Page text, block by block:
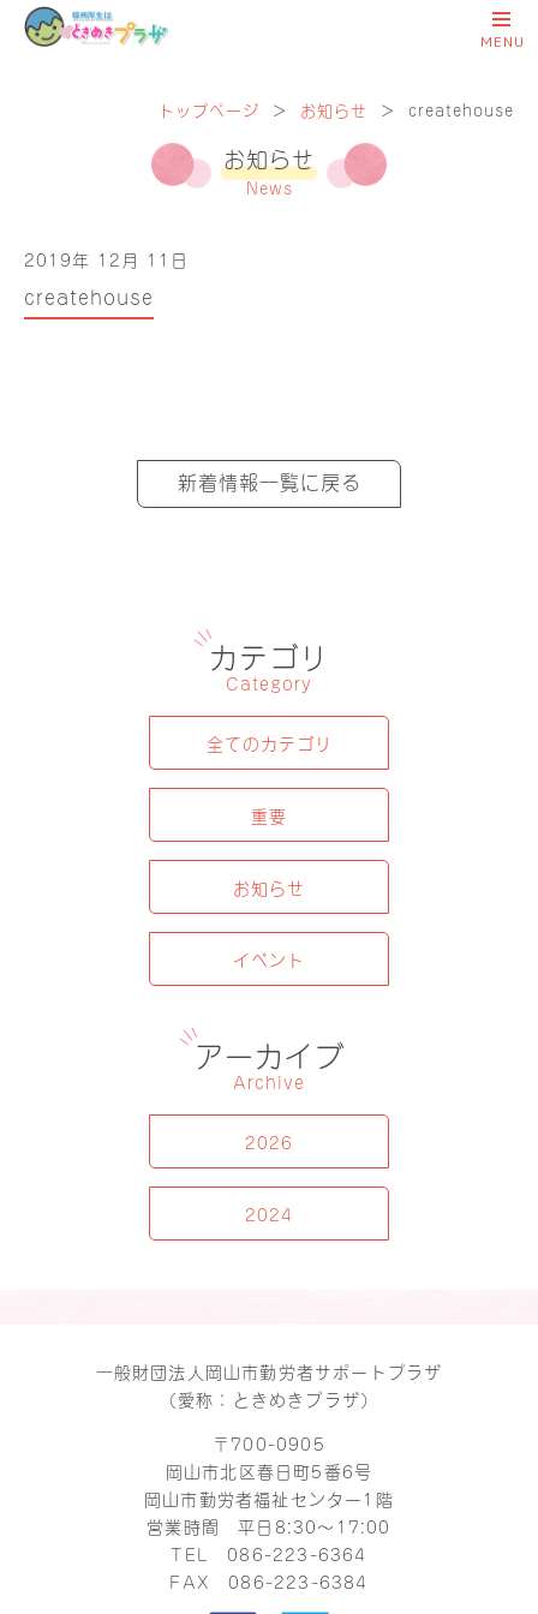
トップページ ＞ お知らせ ＞ createhouse
お知らせ
News
2019年 12月 11日
createhouse
新着情報一覧に戻る
カテゴリ
Category
全てのカテゴリ
重要
お知らせ
イベント
アーカイブ
Archive
2026
2024
一般財団法人岡山市勤労者サポートプラザ
（愛称：ときめきプラザ）
〒700-0905
岡山市北区春日町5番6号
岡山市勤労者福祉センター1階
営業時間 平日8:30～17:00
TEL086-223-6364
FAX 086-223-6384